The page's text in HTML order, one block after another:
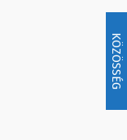
KÖZÖSSÉG